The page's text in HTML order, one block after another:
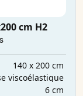
cm H2
140 x 200 cm
viscoélastique
6 cm